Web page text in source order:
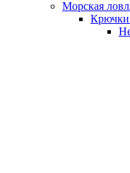
Морская
Крючки